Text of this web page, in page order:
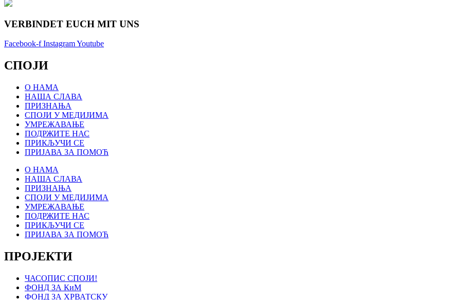
VERBINDET EUCH MIT UNS
Facebook-f InstagramYoutube
СПОЈИ
О НАМА
НАША СЛАВА
ПРИЗНАЊА
СПОЈИ У МЕДИЈИМА
УМРЕЖАВАЊЕ
ПОДРЖИТЕ НАС
ПРИКЉУЧИ СЕ
ПРИЈАВА ЗА ПОМОЋ
О НАМА
НАША СЛАВА
ПРИЗНАЊА
СПОЈИ У МЕДИЈИМА
УМРЕЖАВАЊЕ
ПОДРЖИТЕ НАС
ПРИКЉУЧИ СЕ
ПРИЈАВА ЗА ПОМОЋ
ПРОЈЕКТИ
ЧАСОПИС СПОЈИ!
ФОНД ЗА КиМ
ФОНД ЗА ХРВАТСКУ